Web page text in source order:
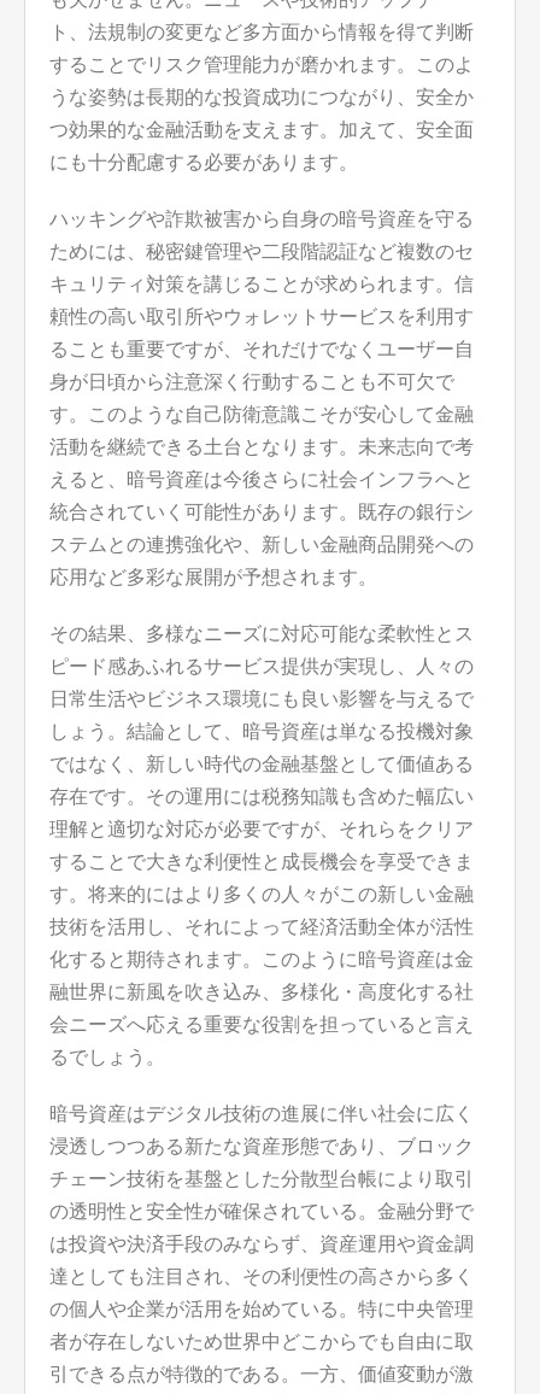
ト、法規制の変更など多方面から情報を得て判断
することでリスク管理能力が磨かれます。このよ
うな姿勢は長期的な投資成功につながり、安全か
つ効果的な金融活動を支えます。加えて、安全面
にも十分配慮する必要があります。
ハッキングや詐欺被害から自身の暗号資産を守る
ためには、秘密鍵管理や二段階認証など複数のセ
キュリティ対策を講じることが求められます。信
頼性の高い取引所やウォレットサービスを利用す
ることも重要ですが、それだけでなくユーザー自
身が日頃から注意深く行動することも不可欠で
す。このような自己防衛意識こそが安心して金融
活動を継続できる土台となります。未来志向で考
えると、暗号資産は今後さらに社会インフラへと
統合されていく可能性があります。既存の銀行シ
ステムとの連携強化や、新しい金融商品開発への
応用など多彩な展開が予想されます。
その結果、多様なニーズに対応可能な柔軟性とス
ピード感あふれるサービス提供が実現し、人々の
日常生活やビジネス環境にも良い影響を与えるで
しょう。結論として、暗号資産は単なる投機対象
ではなく、新しい時代の金融基盤として価値ある
存在です。その運用には税務知識も含めた幅広い
理解と適切な対応が必要ですが、それらをクリア
することで大きな利便性と成長機会を享受できま
す。将来的にはより多くの人々がこの新しい金融
技術を活用し、それによって経済活動全体が活性
化すると期待されます。このように暗号資産は金
融世界に新風を吹き込み、多様化・高度化する社
会ニーズへ応える重要な役割を担っていると言え
るでしょう。
暗号資産はデジタル技術の進展に伴い社会に広く
浸透しつつある新たな資産形態であり、ブロック
チェーン技術を基盤とした分散型台帳により取引
の透明性と安全性が確保されている。金融分野で
は投資や決済手段のみならず、資産運用や資金調
達としても注目され、その利便性の高さから多く
の個人や企業が活用を始めている。特に中央管理
者が存在しないため世界中どこからでも自由に取
引できる点が特徴的である。一方、価値変動が激